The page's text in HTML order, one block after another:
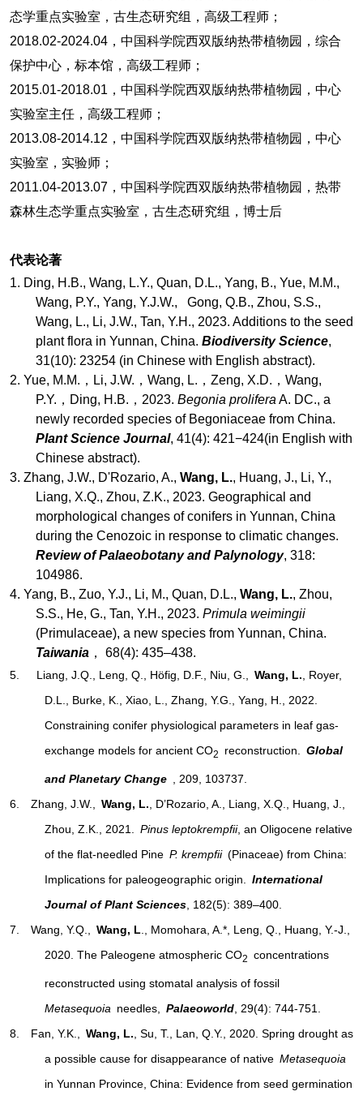
态学重点实验室，古生态研究组，高级工程师；
2018.02-2024.04 ，中国科学院西双版纳热带植物园，综合
保护中心，标本馆，高级工程师；
2015.01-2018.01 ，中国科学院西双版纳热带植物园，中心
实验室主任，高级工程师；
2013.08-2014.12 ，中国科学院西双版纳热带植物园，中心
实验室，实验师；
2011.04-2013.07 ，中国科学院西双版纳热带植物园，热带
森林生态学重点实验室，古生态研究组，博士后
代表论著
1. Ding, H.B., Wang, L.Y., Quan, D.L., Yang, B., Yue, M.M.,
Wang, P.Y., Yang, Y.J.W., Gong, Q.B., Zhou, S.S.,
Wang, L., Li, J.W., Tan, Y.H., 2023. Additions to the seed
plant flora in Yunnan, China. Biodiversity Science,
31(10): 23254 (in Chinese with English abstract).
2. Yue, M.M. ，Li, J.W.，Wang, L.，Zeng, X.D.，Wang,
P.Y.，Ding, H.B.，2023. Begonia prolifera A. DC., a
newly recorded species of Begoniaceae from China.
Plant Science Journal, 41(4): 421−424(in English with
Chinese abstract).
3. Zhang, J.W., D'Rozario, A., Wang, L., Huang, J., Li, Y.,
Liang, X.Q., Zhou, Z.K., 2023. Geographical and
morphological changes of conifers in Yunnan, China
during the Cenozoic in response to climatic changes.
Review of Palaeobotany and Palynology, 318:
104986.
4. Yang, B., Zuo, Y.J., Li, M., Quan, D.L., Wang, L., Zhou,
S.S., He, G., Tan, Y.H., 2023. Primula weimingii
(Primulaceae), a new species from Yunnan, China.
Taiwania ， 68(4): 435–438.
5. Liang, J.Q., Leng, Q., Höfig, D.F., Niu, G., Wang, L. , Royer,
D.L., Burke, K., Xiao, L., Zhang, Y.G., Yang, H., 2022.
Constraining conifer physiological parameters in leaf gas-
exchange models for ancient CO2 reconstruction. Global
and Planetary Change , 209, 103737.
6. Zhang, J.W., Wang, L. , D’Rozario, A., Liang, X.Q., Huang, J.,
Zhou, Z.K., 2021. Pinus leptokrempfii, an Oligocene relative
of the flat-needled Pine P. krempfii(Pinaceae) from China:
Implications for paleogeographic origin. International
Journal of Plant Sciences , 182(5): 389–400.
7. Wang, Y.Q., Wang, L ., Momohara, A.*, Leng, Q., Huang, Y.-J.,
2020. The Paleogene atmospheric CO2 concentrations
reconstructed using stomatal analysis of fossil
Metasequoia needles, Palaeoworld , 29(4): 744-751.
8. Fan, Y.K., Wang, L. , Su, T., Lan, Q.Y., 2020. Spring drought as
a possible cause for disappearance of native Metasequoia
in Yunnan Province, China: Evidence from seed germination